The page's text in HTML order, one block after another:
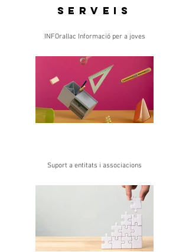
Serveis
INFOrallac Informació per a joves
Suport a entitats i associacions